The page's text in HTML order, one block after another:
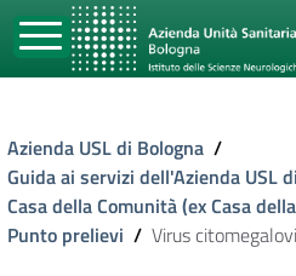
Azienda USL di Bologna /
Guida ai servizi dell'Azienda USL
Casa della Comunità (ex Casa
Punto prelievi / Virus